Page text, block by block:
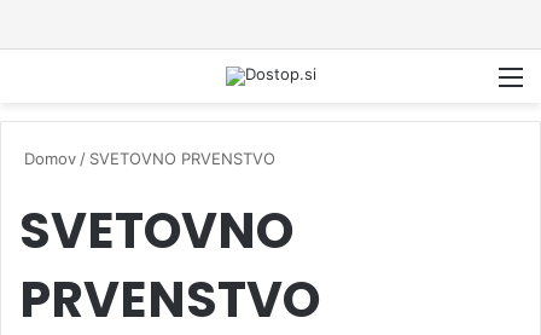
Domov / SVETOVNO PRVENSTVO
SVETOVNO
PRVENSTVO